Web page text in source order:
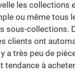
les collections
ou même tous
sous-collections.
clients ont
y a très peu de
tendance à